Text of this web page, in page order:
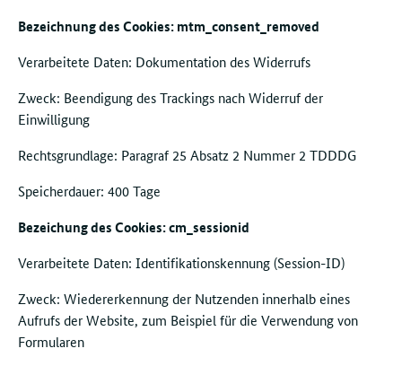
Bezeichnung des Cookies: mtm_consent_removed
Verarbeitete Daten: Dokumentation des Widerrufs
Zweck: Beendigung des Trackings nach Widerruf der
Einwilligung
Rechtsgrundlage: Paragraf 25 Absatz 2 Nummer 2 TDDDG
Speicherdauer: 400 Tage
Bezeichung des Cookies: cm_sessionid
Verarbeitete Daten: Identifikationskennung (Session-ID)
Zweck: Wiedererkennung der Nutzenden innerhalb eines
Aufrufs der Website, zum Beispiel für die Verwendung von
Formularen